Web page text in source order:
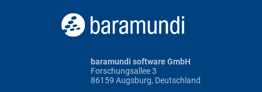
baramundi software GmbH
Forschungsallee 3
86159 Augsburg, Deutschland